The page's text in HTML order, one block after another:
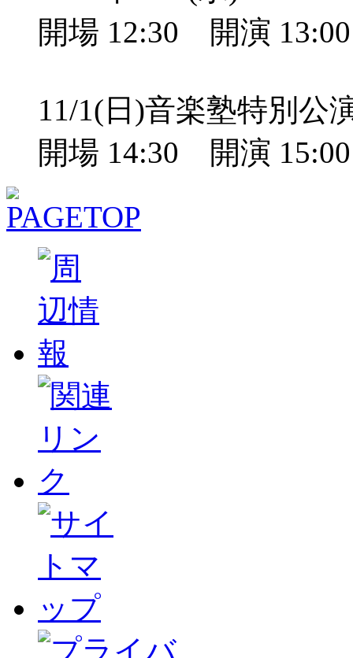
開場 12:30 開演
11/1(日)音楽塾特別公
開場 14:30 開演